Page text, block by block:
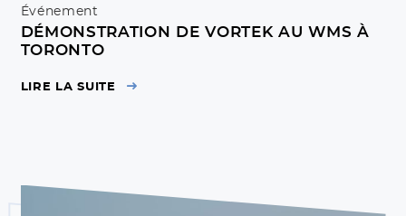
Événement
DÉMONSTRATION DE VORTEK AU WMS À
TORONTO
LIRE LA SUITE